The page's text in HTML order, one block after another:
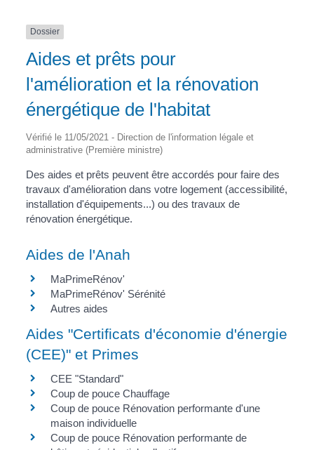
Dossier
Aides et prêts pour
l'amélioration et la rénovation
énergétique de l'habitat
Vérifié le 11/05/2021 - Direction de l'information légale et
administrative (Première ministre)
Des aides et prêts peuvent être accordés pour faire des
travaux d'amélioration dans votre logement (accessibilité,
installation d'équipements...) ou des travaux de
rénovation énergétique.
Aides de l'Anah
MaPrimeRénov'
MaPrimeRénov' Sérénité
Autres aides
Aides "Certificats d'économie d'énergie
(CEE)" et Primes
CEE "Standard"
Coup de pouce Chauffage
Coup de pouce Rénovation performante d'une
maison individuelle
Coup de pouce Rénovation performante de